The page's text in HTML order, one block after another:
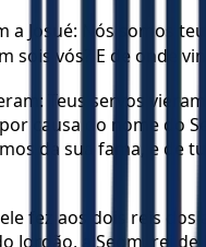
a Josué: Nós somos
sois vós? E de onde
Teus servos
causa do nome do
da sua fama, e de
fez aos dois reis dos
Jordão, a Seom, rei de